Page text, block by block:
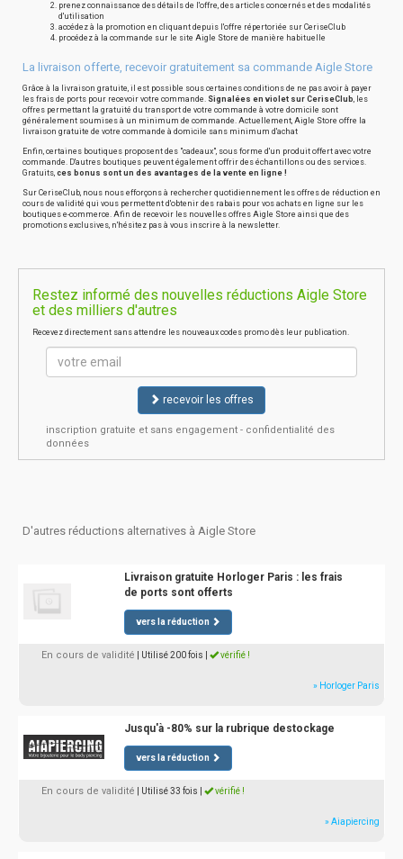
prenez connaissance des détails de l'offre, des articles concernés et des modalités
d'utilisation
accédez à la promotion en cliquant depuis l'offre répertoriée sur CeriseClub
procédez à la commande sur le site Aigle Store de manière habituelle
La livraison offerte, recevoir gratuitement sa commande Aigle Store
Grâce à la livraison gratuite, il est possible sous certaines conditions de ne pas avoir à payer
les frais de ports pour recevoir votre commande. Signalées en violet sur CeriseClub, les
offres permettant la gratuité du transport de votre commande à votre domicile sont
généralement soumises à un minimum de commande. Actuellement, Aigle Store offre la
livraison gratuite de votre commande à domicile sans minimum d'achat
Enfin, certaines boutiques proposent des "cadeaux", sous forme d'un produit offert avec votre
commande. D'autres boutiques peuvent également offrir des échantillons ou des services.
Gratuits, ces bonus sont un des avantages de la vente en ligne !
Sur CeriseClub, nous nous efforçons à rechercher quotidiennement les offres de réduction en
cours de validité qui vous permettent d'obtenir des rabais pour vos achats en ligne sur les
boutiques e-commerce. Afin de recevoir les nouvelles offres Aigle Store ainsi que des
promotions exclusives, n'hésitez pas à vous inscrire à la newsletter.
Restez informé des nouvelles réductions Aigle Store
et des milliers d'autres
Recevez directement sans attendre les nouveaux codes promo dès leur publication.
recevoir les offres
inscription gratuite et sans engagement - confidentialité des
données
D'autres réductions alternatives à Aigle Store
Livraison gratuite Horloger Paris : les frais
de ports sont offerts
vers la réduction
En cours de validité | Utilisé 200 fois vérifié !
» Horloger Paris
Jusqu'à -80% sur la rubrique destockage
vers la réduction
En cours de validité | Utilisé 33 fois vérifié !
» Aiapiercing